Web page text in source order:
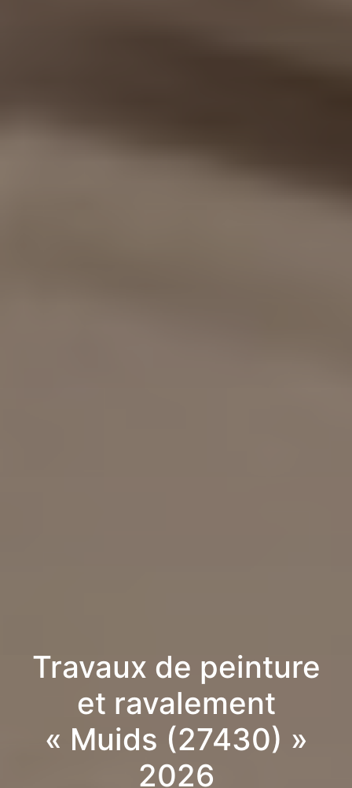
Travaux de peinture
et ravalement
« Muids (27430) »
2026